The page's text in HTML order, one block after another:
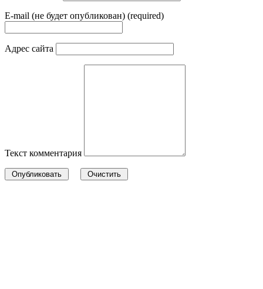
E-mail (не будет опубликован) (required)
Адрес сайта
Текст комментария